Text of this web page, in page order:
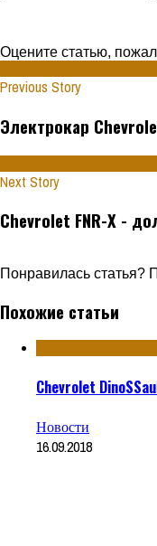
Оцените статью,
Previous Story
Электрокар
Next Story
Chevrolet FNR-X -
Понравилась статья?
Похожие статьи
Chevrolet
Новости
16.09.2018